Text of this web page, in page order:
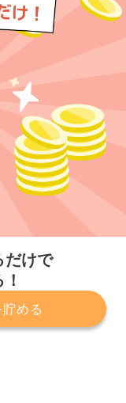
だけで
める
運営会社